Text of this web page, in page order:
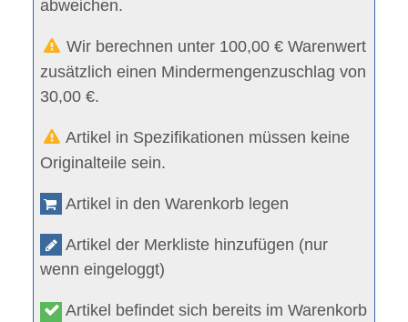
abweichen.
Wir berechnen unter 100,00 € Warenwert
zusätzlich einen Mindermengenzuschlag von
30,00 €.
Artikel in Spezifikationen müssen keine
Originalteile sein.
Artikel in den Warenkorb legen
Artikel der Merkliste hinzufügen (nur
wenn eingeloggt)
Artikel befindet sich bereits im Warenkorb